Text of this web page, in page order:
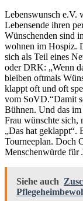
Lebenswunsch e.V.
Lebensende ihren
Wünschenden sind
wohnen im Hospiz.
sich als Teil eines
oder DRK: „Wenn
bleiben oftmals
klappt oft und oft
vom SoVD.“Damit
Bühnen. Und das im
Frau wünschte sich,
„Das hat geklappt“.
Tourneeplan. Doch
Menschenwürde für
Siehe auch